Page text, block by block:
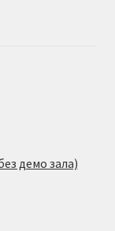
демо зала)